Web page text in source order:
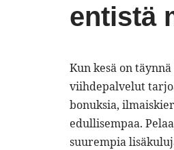
entistä
Kun kesä on
viihdepalvelut
bonuksia,
edullisempaa.
suurempia